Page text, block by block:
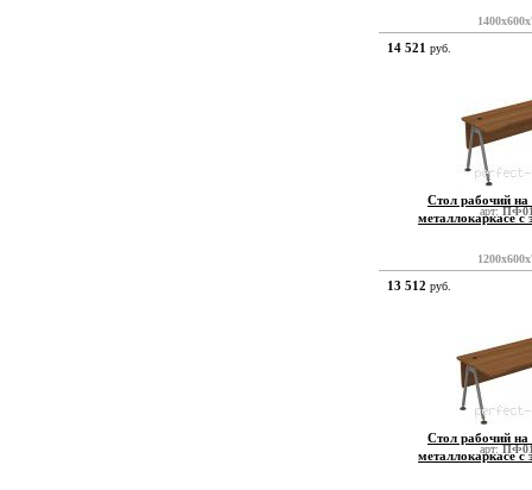
арт:
14 521 руб.
Стол рабочий
металлокаркасе
арт:
13 512 руб.
Стол рабочий
металлокаркасе